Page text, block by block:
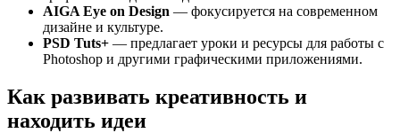
AIGA Eye on Design — фокусируется на современном
дизайне и культуре.
PSD Tuts+ — предлагает уроки и ресурсы для работы с
Photoshop и другими графическими приложениями.
Как развивать креативность и
находить идеи